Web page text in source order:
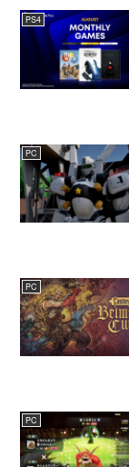
PS4
PC
PC
PC